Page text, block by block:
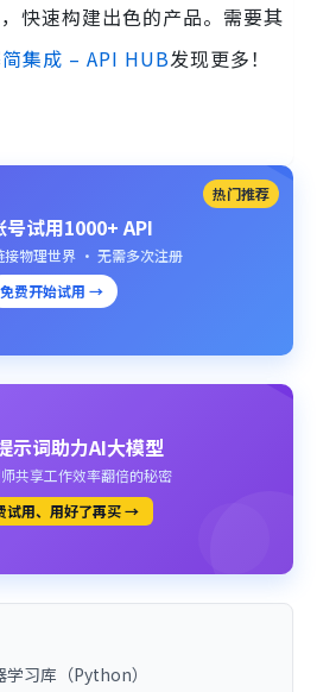
快速构建出色的产品。需要其
集成 – API HUB发现更多！
热门推荐
号试用1000+ API
接物理世界 · 无需多次注册
免费开始试用 →
示词助力AI大模型
共享工作效率翻倍的秘密
试用、用好了再买 →
习库（Python）